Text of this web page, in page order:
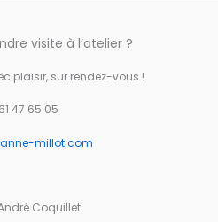
visite à l’atelier ?
plaisir, sur rendez-vous !
47 65 05
millot.com
Coquillet